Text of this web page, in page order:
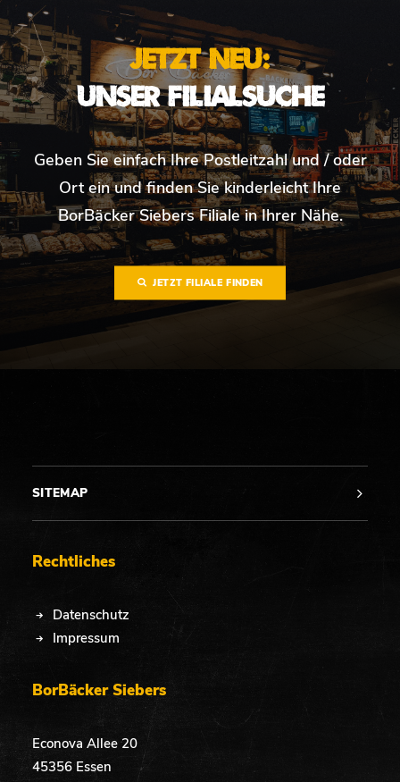
JETZT NEU:
UNSER FILIALSUCHE
Geben Sie einfach Ihre Postleitzahl und / oder
Ort ein und finden Sie kinderleicht Ihre
BorBäcker Siebers Filiale in Ihrer Nähe.
JETZT FILIALE FINDEN
SITEMAP
Rechtliches
Datenschutz
Impressum
BorBäcker Siebers
Econova Allee 20
45356 Essen